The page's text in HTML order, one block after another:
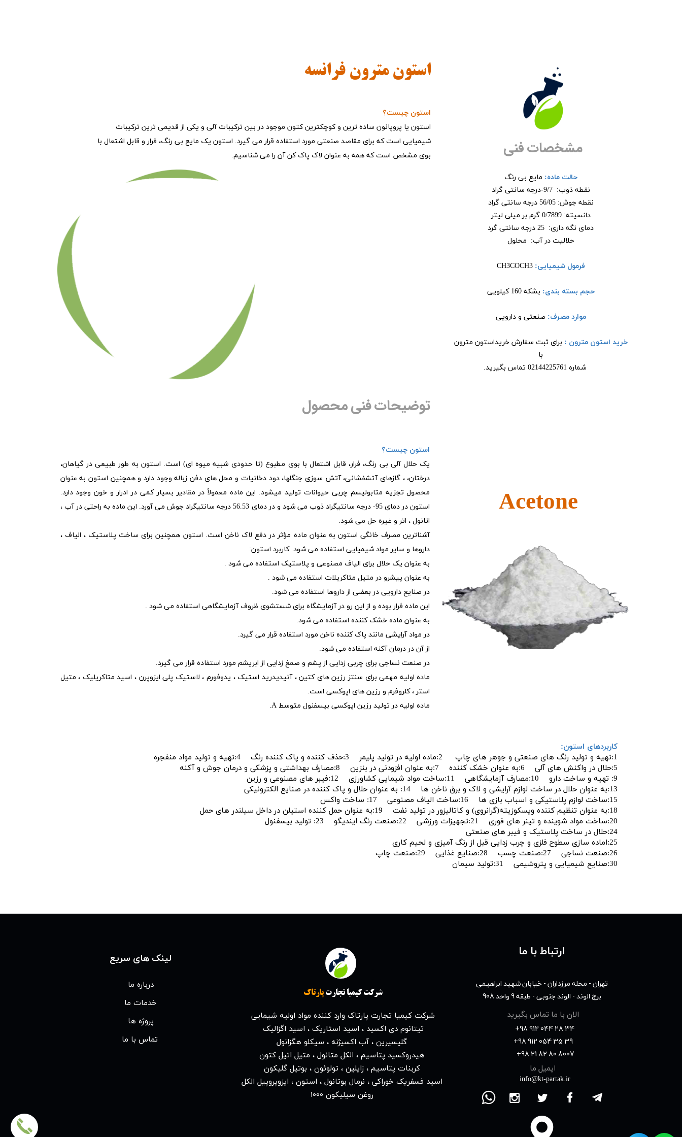
استون چیست؟
استون یا پروپانون ساده ترین و کوچکترین کتون موجود در بین ترکیبات آلی و یکی از قدیمی ترین ترکیبات
شیمیایی است که برای مقاصد صنعتی مورد استفاده قرار می گیرد. استون یک مایع بی رنگ، فرار و قابل اشتعال با
بوی مشخص است که همه به عنوان لاک پاک کن آن را می شناسیم​​​​​​​.
استون مترون فرانسه
حالت ماده: مایع بی رنگ
نقطه ذوب: 9/7-درجه سانتی گراد
نقطه جوش: 56/05 درجه سانتی گراد
دانسیته: 0/7899 گرم بر میلی لیتر
دمای نگه داری: 25 درجه سانتی گرد
حلالیت در آب: محلول
فرمول شیمیایی: CH3COCH3
حجم بسته بندی: بشکه 160 کیلویی
موارد مصرف: صنعتی و دارویی
خرید استون مترون : برای ثبت سفارش خریداستون مترون
با
شماره 02144225761 تماس بگیرید.​​​​​​​
مشخصات فنی
Acetone​​​​​​​
توضیحات فنی محصول
استون چیست؟
یک حلال آلی بی رنگ، فرار، قابل اشتعال با بوی مطبوع (تا حدودی شبیه میوه ای) است. استون به طور طبیعی در گیاهان،
درختان، ، گازهای آتشفشانی، آتش سوزی جنگل­ها، دود دخانیات و محل های دفن زباله وجود دارد و همچنین استون به عنوان
محصول تجزیه متابولیسم چربی حیوانات تولید می­شود. این ماده معمولاً در مقادیر بسیار کمی در ادرار و خون وجود دارد.
استون در دمای 95- درجه سانتیگراد ذوب می شود و در دمای 56.53 درجه سانتیگراد جوش می آورد. این ماده به راحتی در آب ،
اتانول ، اتر و غیره حل می شود.
آشناترین مصرف خانگی استون به عنوان ماده مؤثر در دفع لاک ناخن است. استون همچنین برای ساخت پلاستیک ، الیاف ،
داروها و سایر مواد شیمیایی استفاده می شود. کاربرد استون:
به عنوان یک حلال برای الیاف مصنوعی و پلاستیک استفاده می شود .
به عنوان پیشرو در متیل متاکریلات استفاده می شود .
در صنایع دارویی در بعضی از داروها استفاده می شود.
این ماده فرار بوده و از این رو در آزمایشگاه برای شستشوی ظروف آزمایشگاهی استفاده می شود .
به عنوان ماده خشک کننده استفاده می شود.
در مواد آرایشی مانند پاک کننده ناخن مورد استفاده قرار می گیرد.
از آن در درمان آکنه استفاده می شود.
در صنعت نساجی برای چربی زدایی از پشم و صمغ زدایی از ابریشم مورد استفاده قرار می گیرد.
ماده اولیه مهمی برای سنتز رزین های کتین ، آنیدیدرید استیک ، یدوفورم ، لاستیک پلی ایزوپرن ، اسید متاکریلیک ، متیل
استر ، کلروفرم و رزین های اپوکسی است.
ماده اولیه در تولید رزین اپوکسی بیسفنول متوسط ​​A.
کاربردهای استون:
1:تهیه و تولید رنگ های صنعتی و جوهر های چاپ 2:ماده اولیه در تولید پلیمر 3:حذف کننده و پاک کننده رنگ 4:تهیه و تولید مواد منفجره
5:حلال در واکنش های آلی 6:به عنوان خشک کننده 7:به عنوان افزودنی در بنزین 8:مصارف بهداشتی و پزشکی و درمان جوش و آکنه
9: تهیه و ساخت دارو 10:مصارف آزمایشگاهی 11:ساخت مواد شیمایی کشاورزی 12:فیبر های مصنوعی و رزین
13:به عنوان حلال در ساخت لوازم آرایشی و لاک و برق ناخن ها 14: به عنوان حلال و پاک کننده در صنایع الکترونیکی
15:ساخت لوازم پلاستیکی و اسباب بازی ها 16:ساخت الیاف مصنوعی 17: ساخت واکس
18:به عنوان تنظیم کننده ویسکوزیته(گرانروی) و کاتالیزور در تولید نفت 19:به عنوان حمل کننده استیلن در داخل سیلندر های حمل
20:ساخت مواد شوینده و تینر های فوری 21:تجهیزات ورزشی 22:صنعت رنگ ایندیگو 23: تولید بیسفنول
24:حلال در ساخت پلاستیک و فیبر های صنعتی
25:اماده سازی سطوح فلزی و چرب زدایی قبل از رنگ آمیزی و لحیم کاری
26:صنعت نساجی 27:صنعت چسب 28:صنایع غذایی 29:صنعت چاپ
30:صنایع شیمیایی و پتروشیمی 31:تولید سیمان
شرکت کیمیا تجارت پارتاک وارد کننده مواد اولیه شیمایی
تیتانوم دی اکسید ، اسید استاریک ، اسید اگزالیک
گلیسیرین ، آب اکسیژنه ، سیکلو هگزانول
هیدروکسید پتاسیم ، الکل متانول ، متیل اتیل کتون
کربنات پتاسیم ، زایلین ، تولوئون ، بوتیل گلیکون
اسید فسفریک خوراکی ، نرمال بوتانول ، استون ، ایزوپروپیل الکل
روغن سیلیکون 1000
شرکت کیمیا تجارت
درباره ما
خدمات ما
پروژه ها
تماس با ما
لینک های سریع
ایمیل ما
ارتباط با ما
تهران - محله مرزداران - خیابان شهید ابراهیمی
برج الوند - الوند جنوبی - طبقه 9 واحد 908
info@kt-partak.ir
الان با ما تماس بگیرید
+98 912 044 28 34
​​​​​​​+98 912 054 35 39
​​​​​​​ +98 21 82 80 8007